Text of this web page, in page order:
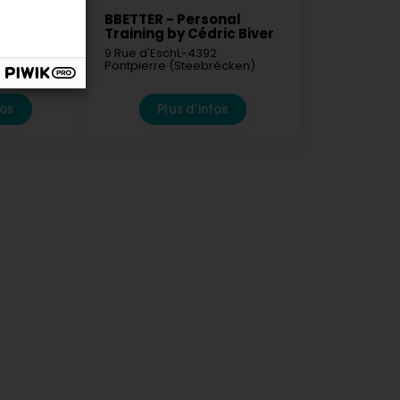
BBETTER - Personal
Training by Cédric Biver
9 Rue d'EschL-4392
Pontpierre (Steebrécken)
Plus d'infos